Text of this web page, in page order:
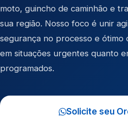
moto, guincho de caminhão e
sua região. Nosso foco é unir
segurança no processo e
em situações urgentes quanto
programados.
Solicite seu